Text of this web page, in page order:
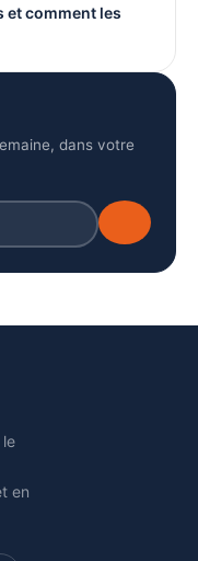
et comment les
dans votre
en